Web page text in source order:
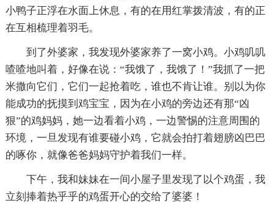
小鸭子正浮在水面上休息，有的在用红掌拨清波，有的正
在互相梳理着羽毛。
到了外婆家，我发现外婆家养了一窝小鸡。小鸡叽叽
喳喳地叫着，好像在说：“我饿了，我饿了！”我抓了一把
米撒向它们，它们一起抢着吃，谁也不肯让谁。别以为你
能成功的抚摸到鸡宝宝，因为在小鸡的旁边还有那“凶
狠”的鸡妈妈，她一边看着小鸡，一边警惕的注意周围的
环境，一旦发现有谁要碰小鸡，它就会拍打着翅膀凶巴巴
的啄你，就像爸爸妈妈守护着我们一样。
下午，我和妹妹在一间小屋子里发现了以个鸡蛋，我
立刻捧着热乎乎的鸡蛋开心的交给了婆婆！